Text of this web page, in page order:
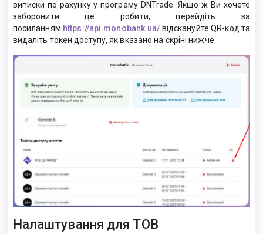
виписки по рахунку у програму DNTrade. Якщо ж Ви хочете
заборонити це робити, перейдіть за
посиланням https://api.monobank.ua/ відскануйте QR-код та
видаліть токен доступу, як вказано на скріні нижче.
Налаштування для ТОВ